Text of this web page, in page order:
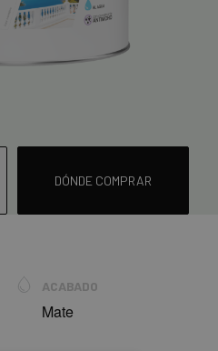
DÓNDE COMPRAR
ACABADO
Mate